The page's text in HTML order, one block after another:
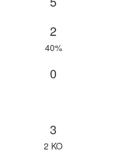
2
40%
0
3
2 KO